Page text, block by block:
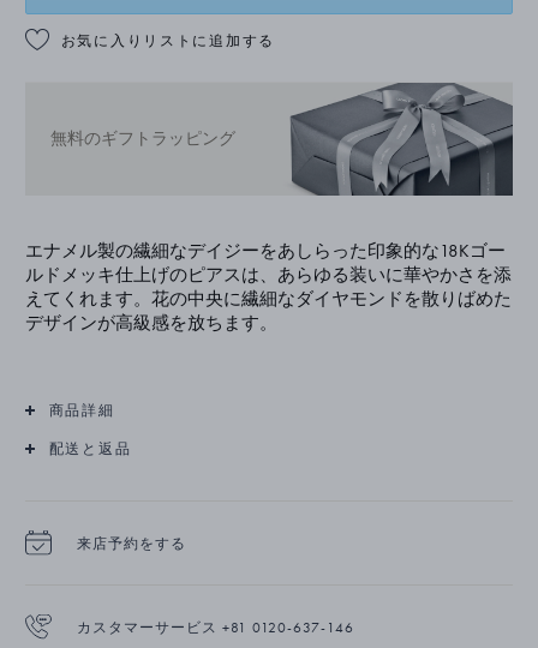
お気に入りリストに追加する
無料のギフトラッピング
エナメル製の繊細なデイジーをあしらった印象的な18Kゴー
ルドメッキ仕上げのピアスは、あらゆる装いに華やかさを添
えてくれます。花の中央に繊細なダイヤモンドを散りばめた
デザインが高級感を放ちます。
商品詳細
配送と返品
来店予約をする
カスタマーサービス +81 0120-637-146